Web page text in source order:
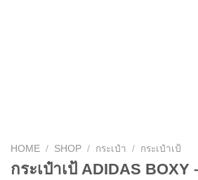
HOME / SHOP / กระเป๋า / กระเป๋าเป้
กระเป๋าเป้ ADIDAS BOXY